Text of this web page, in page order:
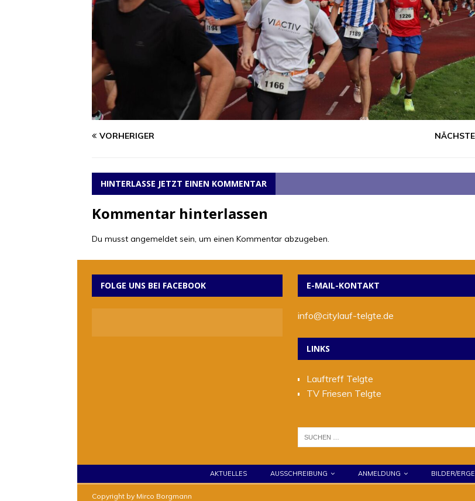
VORHERIGER
HINTERLASSE JETZT EINEN KOMMENTAR
Kommentar hinterlassen
Du musst angemeldet sein, um einen Kommentar abzugeben.
FOLGE UNS BEI FACEBOOK E-MAIL-KONTAKT
info@citylauf-telgte.de
LINKS
Lauftreff Telgte
TV Friesen Telgte
AKTUELLES AUSSCHREIBUNG ANMELDUNG BILDER/
Copyright by Mirco Borgmann